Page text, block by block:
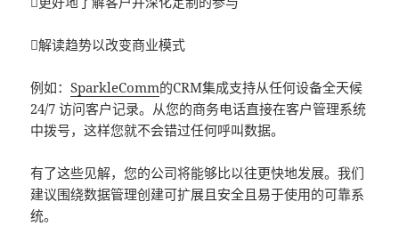
解读趋势以改变商业模式
例如：SparkleComm的CRM集成支持从任何设备全天候
24/7 访问客户记录。从您的商务电话直接在客户管理系统
中拨号，这样您就不会错过任何呼叫数据。
有了这些见解，您的公司将能够比以往更快地发展。我们
建议围绕数据管理创建可扩展且安全且易于使用的可靠系
统。